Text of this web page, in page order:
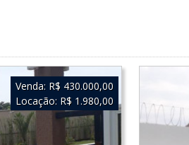
Venda: R$ 430.000,00
Locação: R$ 1.980,00